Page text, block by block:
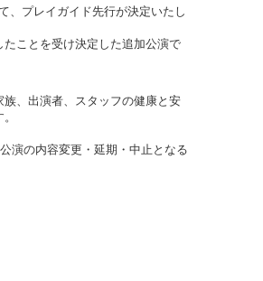
、プレイガイド先行が決定いたし
ことを受け決定した追加公演で
、出演者、スタッフの健康と安
演の内容変更・延期・中止となる